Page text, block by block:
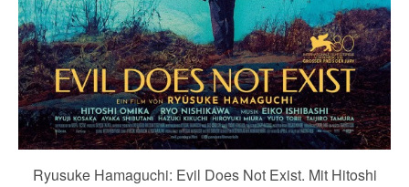
Ryusuke Hamaguchi: Evil Does Not Exist. Mit Hitoshi